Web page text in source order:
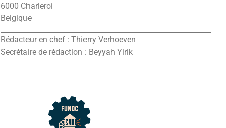
6000 Charleroi
Belgique
Rédacteur en chef : Thierry Verhoeven
Secrétaire de rédaction : Beyyah Yirik